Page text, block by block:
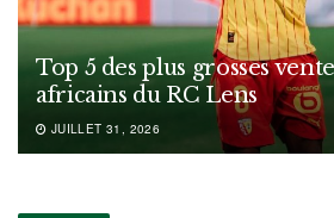
Top 5 des plus grosses
africains du RC Lens
JUILLET 31, 2026